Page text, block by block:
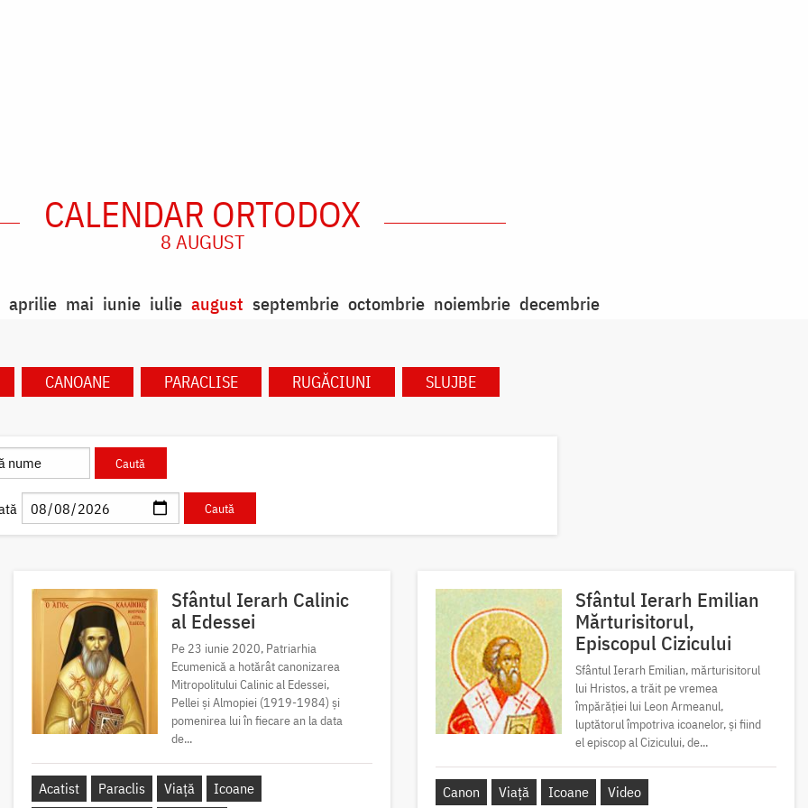
CALENDAR ORTODOX
8 AUGUST
aprilie mai iunie iulie august septembrie octombrie noiembrie decembrie
CANOANE PARACLISE RUGĂCIUNI SLUJBE
Sfântul Ierarh Calinic
al Edessei
Pe 23 iunie 2020, Patriarhia
Ecumenică a hotărât canonizarea
Mitropolitului Calinic al Edessei,
Pellei și Almopiei (1919-1984) și
pomenirea lui în fiecare an la data
de...
Acatist Paraclis Viață Icoane
Sfântul Ierarh Emilian
Mărturisitorul,
Episcopul Cizicului
Sfântul Ierarh Emilian, mărturisitorul
lui Hristos, a trăit pe vremea
împărăției lui Leon Armeanul,
luptătorul împotriva icoanelor, și fiind
el episcop al Cizicului, de...
Canon Viață Icoane Video